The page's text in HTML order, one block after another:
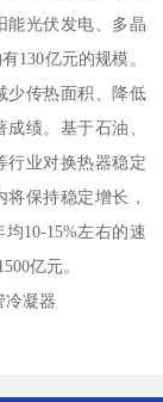
能光伏发电、多晶
130亿元的规模。
少传热面积、降低
绩。基于石油、
行业对换热器稳定
保持稳定增长，
10-15%左右的速
亿元。
冷凝器